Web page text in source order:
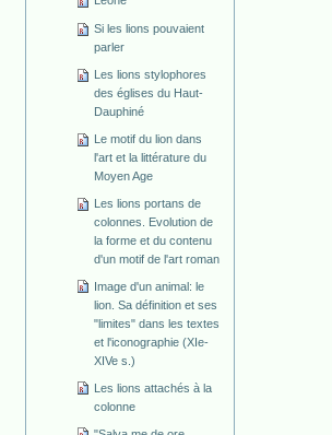
Si les lions pouvaient
parler
Les lions stylophores
des églises du Haut-
Dauphiné
Le motif du lion dans
l'art et la littérature du
Moyen Age
Les lions portans de
colonnes. Evolution de
la forme et du contenu
d'un motif de l'art roman
Image d'un animal: le
lion. Sa définition et ses
"limites" dans les textes
et l'iconographie (XIe-
XIVe s.)
Les lions attachés à la
colonne